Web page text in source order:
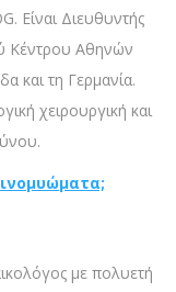
Είναι Διευθυντής
Κέντρου Αθηνών
και τη Γερμανία.
χειρουργική και
με πολυετή